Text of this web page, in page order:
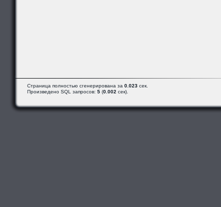
Страница полностью сгенерирована за 0.023 сек.
Произведено SQL запросов: 5 (0.002 сек).